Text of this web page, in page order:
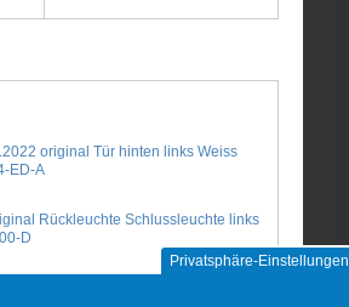
original Tür hinten links Weiss
ED-A
Rückleuchte Schlussleuchte links
D
Privatsphäre-Einstellungen